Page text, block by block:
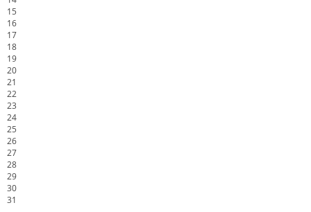
15
16
17
18
19
20
21
22
23
24
25
26
27
28
29
30
31